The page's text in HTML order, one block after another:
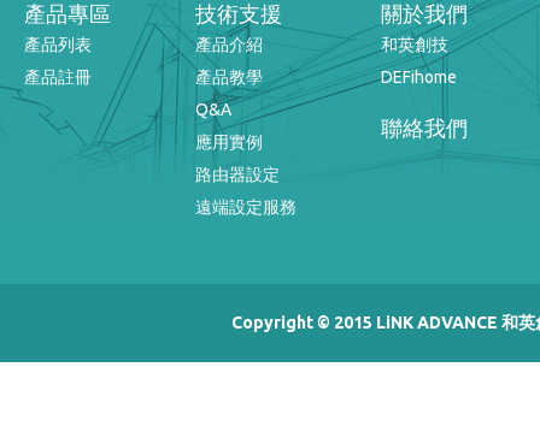
產品專區
產品列表
產品註冊
技術支援
產品介紹
產品教學
Q&A
應用實例
路由器設定
遠端設定服務
關於我們
和英創技
DEFihome
聯絡我們
Copyright © 2015 LiNK ADVANCE 和